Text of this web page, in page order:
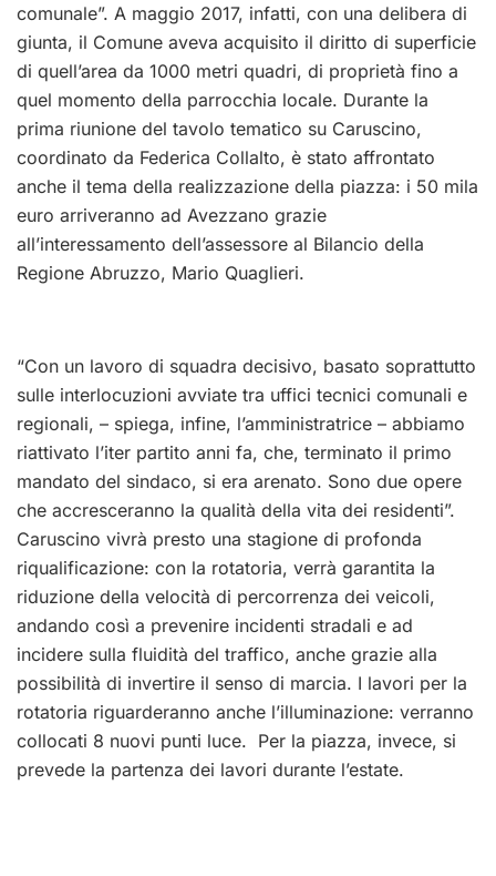
comunale”. A maggio 2017, infatti, con una delibera di
giunta, il Comune aveva acquisito il diritto di superficie
di quell’area da 1000 metri quadri, di proprietà fino a
quel momento della parrocchia locale. Durante la
prima riunione del tavolo tematico su Caruscino,
coordinato da Federica Collalto, è stato affrontato
anche il tema della realizzazione della piazza: i 50 mila
euro arriveranno ad Avezzano grazie
all’interessamento dell’assessore al Bilancio della
Regione Abruzzo, Mario Quaglieri.
“Con un lavoro di squadra decisivo, basato soprattutto
sulle interlocuzioni avviate tra uffici tecnici comunali e
regionali, – spiega, infine, l’amministratrice – abbiamo
riattivato l’iter partito anni fa, che, terminato il primo
mandato del sindaco, si era arenato. Sono due opere
che accresceranno la qualità della vita dei residenti”.
Caruscino vivrà presto una stagione di profonda
riqualificazione: con la rotatoria, verrà garantita la
riduzione della velocità di percorrenza dei veicoli,
andando così a prevenire incidenti stradali e ad
incidere sulla fluidità del traffico, anche grazie alla
possibilità di invertire il senso di marcia. I lavori per la
rotatoria riguarderanno anche l’illuminazione: verranno
collocati 8 nuovi punti luce. Per la piazza, invece, si
prevede la partenza dei lavori durante l’estate.